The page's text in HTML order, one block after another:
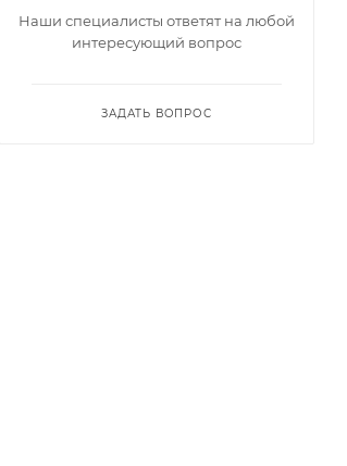
Наши специалисты ответят на любой
интересующий вопрос
ЗАДАТЬ ВОПРОС